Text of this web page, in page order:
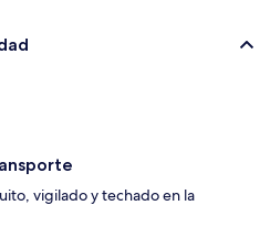
vigilado y techado en la